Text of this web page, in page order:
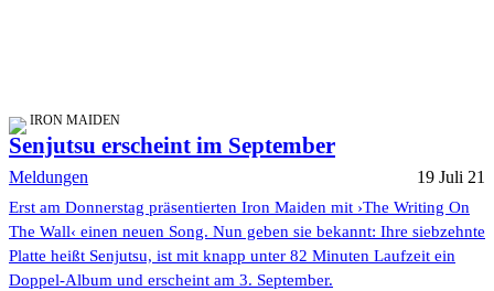
IRON MAIDEN
Senjutsu erscheint im September
Meldungen 19 Juli 21
Erst am Donnerstag präsentierten Iron Maiden mit ›The Writing On
The Wall‹ einen neuen Song. Nun geben sie bekannt: Ihre siebzehnte
Platte heißt Senjutsu, ist mit knapp unter 82 Minuten Laufzeit ein
Doppel-Album und erscheint am 3. September.